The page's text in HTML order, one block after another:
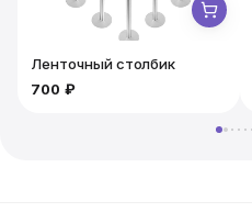
Ленточный столбик
700 ₽